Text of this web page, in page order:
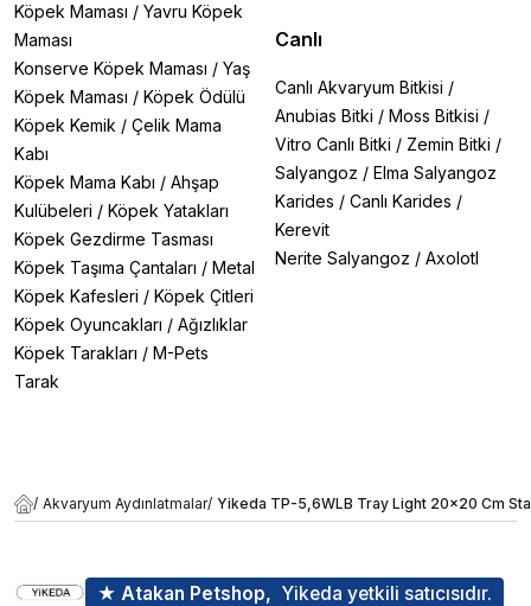
Köpek Maması / Yavru Köpek
Maması
Konserve Köpek Maması / Yaş
Köpek Maması / Köpek Ödülü
Köpek Kemik / Çelik Mama
Kabı
Köpek Mama Kabı / Ahşap
Kulübeleri / Köpek Yatakları
Köpek Gezdirme Tasması
Köpek Taşıma Çantaları / Metal
Köpek Kafesleri / Köpek Çitleri
Köpek Oyuncakları / Ağızlıklar
Köpek Tarakları / M-Pets
Tarak
Canlı
Canlı Akvaryum Bitkisi /
Anubias Bitki / Moss Bitkisi /
Vitro Canlı Bitki / Zemin Bitki /
Salyangoz / Elma Salyangoz
Karides / Canlı Karides /
Kerevit
Nerite Salyangoz / Axolotl
/ Akvaryum Aydınlatmalar/ Yikeda TP-5,6WLB Tray Light 20x20 Cm
★ Atakan Petshop, Yikeda yetkili satıcısıdır.